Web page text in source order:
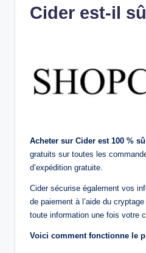
Cider est-il
Acheter sur Cider est 100 %
gratuits sur toutes les
d’expédition gratuite.
Cider sécurise également vos
de paiement à l’aide du
toute information une fois votre
Voici comment fonctionne le